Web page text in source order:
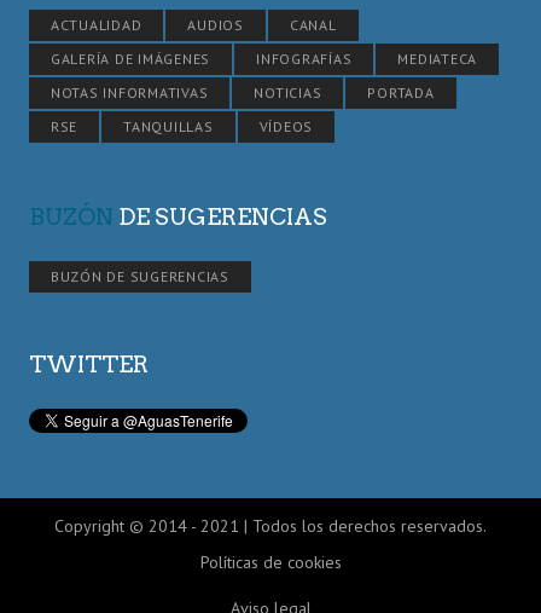
ACTUALIDAD AUDIOS
CANAL
GALERÍA DE IMÁGENES
INFOGRAFÍAS
MEDIATECA
NOTAS INFORMATIVAS
NOTICIAS
PORTADA
RSE
TANQUILLAS VÍDEOS
BUZÓN DE SUGERENCIAS
BUZÓN DE SUGERENCIAS
TWITTER
Copyright © 2014 - 2021 | Todos los derechos reservados.
Políticas de cookies
Aviso legal